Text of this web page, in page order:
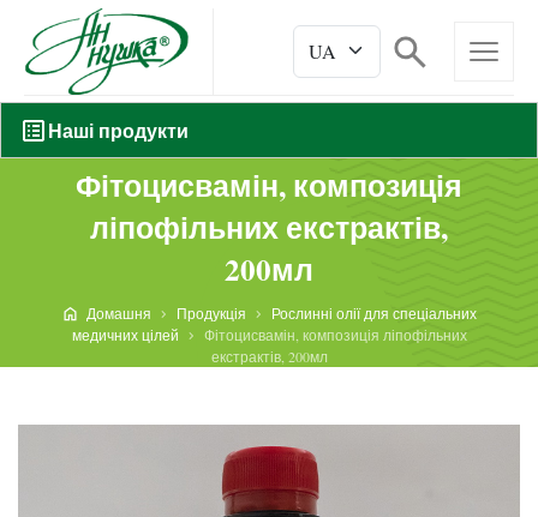
Наші продукти
Фітоцисвамін, композиція
ліпофільних екстрактів,
200мл
Домашня Продукція
Рослинні олії для спеціальних
медичних цілей
Фітоцисвамін, композиція ліпофільних
екстрактів, 200мл